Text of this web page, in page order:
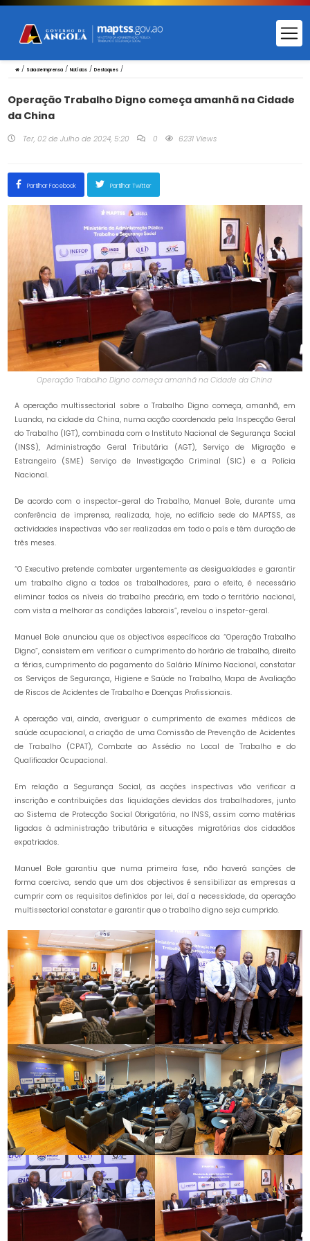
/ Sala de Imprensa/ Notícias/ Destaques/
Operação Trabalho Digno começa amanhã na Cidade
da China
Ter, 02 de Julho de 2024, 5:20 0 6231 Views
Partilhar Facebook Partilhar Twitter
Operação Trabalho Digno começa amanhã na Cidade da China
A operação multissectorial sobre o Trabalho Digno começa, amanhã, em
Luanda, na cidade da China, numa acção coordenada pela Inspecção Geral
do Trabalho (IGT), combinada com o Instituto Nacional de Segurança Social
(INSS), Administração Geral Tributária (AGT), Serviço de Migração e
Estrangeiro (SME) Serviço de Investigação Criminal (SIC) e a Polícia
Nacional.
De acordo com o inspector-geral do Trabalho, Manuel Bole, durante uma
conferência de imprensa, realizada, hoje, no edifício sede do MAPTSS, as
actividades inspectivas vão ser realizadas em todo o país e têm duração de
três meses.
“O Executivo pretende combater urgentemente as desigualdades e garantir
um trabalho digno a todos os trabalhadores, para o efeito, é necessário
eliminar todos os níveis do trabalho precário, em todo o território nacional,
com vista a melhorar as condições laborais”, revelou o inspetor-geral.
Manuel Bole anunciou que os objectivos específicos da “Operação Trabalho
Digno”, consistem em verificar o cumprimento do horário de trabalho, direito
a férias, cumprimento do pagamento do Salário Mínimo Nacional, constatar
os Serviços de Segurança, Higiene e Saúde no Trabalho, Mapa de Avaliação
de Riscos de Acidentes de Trabalho e Doenças Profissionais.
A operação vai, ainda, averiguar o cumprimento de exames médicos de
saúde ocupacional, a criação de uma Comissão de Prevenção de Acidentes
de Trabalho (CPAT), Combate ao Assédio no Local de Trabalho e do
Qualificador Ocupacional.
Em relação a Segurança Social, as acções inspectivas vão verificar a
inscrição e contribuições das liquidações devidas dos trabalhadores, junto
ao Sistema de Protecção Social Obrigatória, no INSS, assim como matérias
ligadas à administração tributária e situações migratórias dos cidadãos
expatriados.
Manuel Bole garantiu que numa primeira fase, não haverá sanções de
forma coerciva, sendo que um dos objectivos é sensibilizar as empresas a
cumprir com os requisitos definidos por lei, daí a necessidade, da operação
multissectorial constatar e garantir que o trabalho digno seja cumprido.